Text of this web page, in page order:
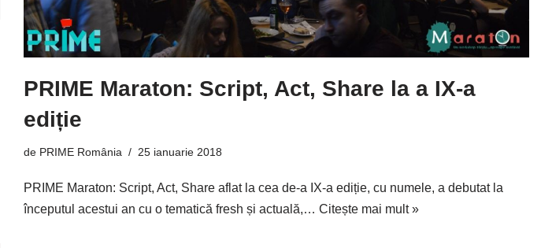
PRIME Maraton: Script, Act, Share la a IX-a
ediție
de PRIME România 25 ianuarie 2018
PRIME Maraton: Script, Act, Share aflat la cea de-a IX-a ediție, cu numele, a debutat la
începutul acestui an cu o tematică fresh și actuală,… Citește mai mult »